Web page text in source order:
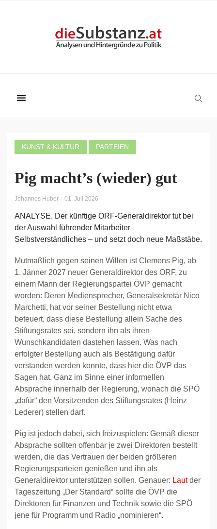
KUNST & KULTUR PARTEIEN
Pig macht’s (wieder) gut
Johannes Huber - 01. Juli 2026
ANALYSE. Der künftige ORF-Generaldirektor tut bei
der Auswahl führender Mitarbeiter
Selbstverständliches – und setzt doch neue Maßstäbe.
Mutmaßlich gegen seinen Willen ist Clemens Pig, ab
1. Jänner 2027 neuer Generaldirektor des ORF, zu
einem Mann der Regierungspartei ÖVP gemacht
worden: Deren Mediensprecher, Generalsekretär Nico
Marchetti, hat vor seiner Bestellung nicht etwa
beteuert, dass diese Bestellung allein Sache des
Stiftungsrates sei, sondern ihn als ihren
Wunschkandidaten dastehen lassen. Was nach
erfolgter Bestellung auch als Bestätigung dafür
verstanden werden konnte, dass hier die ÖVP das
Sagen hat. Ganz im Sinne einer informellen
Absprache innerhalb der Regierung, wonach die SPÖ
„dafür“ den Vorsitzenden des Stiftungsrates (Heinz
Lederer) stellen darf.
Pig ist jedoch dabei, sich freizuspielen: Gemäß dieser
Absprache sollten offenbar je zwei Direktoren bestellt
werden, die das Vertrauen der beiden größeren
Regierungsparteien genießen und ihn als
Generaldirektor unterstützen sollen. Genauer: Lautder
Tageszeitung „Der Standard“ sollte die ÖVP die
Direktoren für Finanzen und Technik sowie die SPÖ
jene für Programm und Radio „nominieren“.